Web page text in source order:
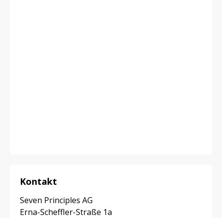
Kontakt
Seven Principles AG
Erna-Scheffler-Straße 1a